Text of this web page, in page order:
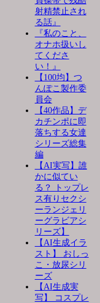
射精禁止され
る話』
『私のこと、
オナホ扱いし
てくださ
い！』
【100均】つ
んぽこ製作委
員会
【40作品】デ
カチンポに即
落ちする女達
シリーズ総集
編
【AI実写】誰
かに似てい
る？ トップレ
ス有りセクシ
ーランジェリ
ーグラビアシ
リーズ】
【AI生成イラ
スト】 おしっ
こ・放尿シリ
ーズ
【AI生成実
写】 コスプレ